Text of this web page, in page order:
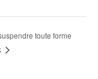
toute forme